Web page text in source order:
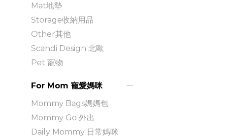
Mat地墊
Storage收納用品
Other其他
Scandi Design 北歐
Pet 寵物
For Mom 寵愛媽咪
Mommy Bags媽媽包
Mommy Go 外出
Daily Mommy 日常媽咪